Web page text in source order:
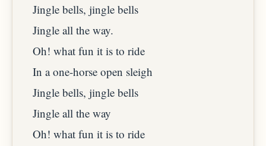
Jingle bells, jingle bells
Jingle all the way.
Oh! what fun it is to ride
In a one-horse open sleigh
Jingle bells, jingle bells
Jingle all the way
Oh! what fun it is to ride